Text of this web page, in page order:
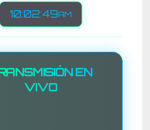
10:02:51AM
EN
VIVO